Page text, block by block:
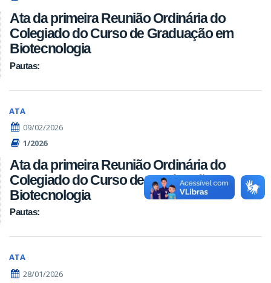
Ata da primeira Reunião Ordinária do
Colegiado do Curso de Graduação em
Biotecnologia
Pautas:
ATA
09/02/2026
1/2026
Ata da primeira Reunião Ordinária do
Colegiado do Curso de Graduação em
Biotecnologia
Pautas:
ATA
28/01/2026